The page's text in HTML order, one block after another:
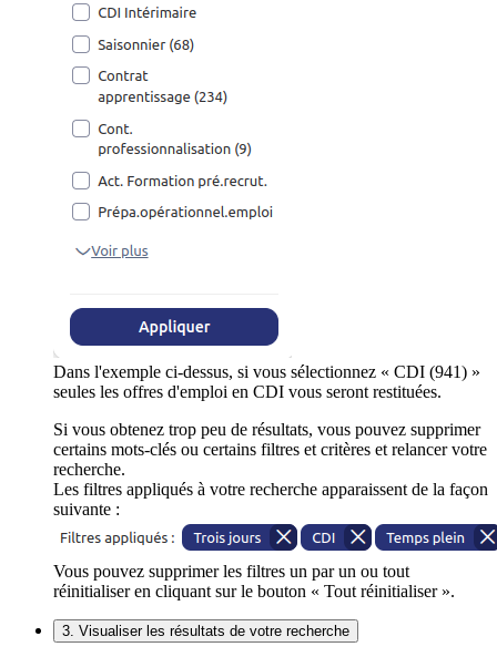
Dans l'exemple ci-dessus, si vous sélectionnez « CDI (941) »
seules les offres d'emploi en CDI vous seront restituées.
Si vous obtenez trop peu de résultats, vous pouvez supprimer
certains mots-clés ou certains filtres et critères et relancer votre
recherche.
Les filtres appliqués à votre recherche apparaissent de la façon
suivante :
Vous pouvez supprimer les filtres un par un ou tout
réinitialiser en cliquant sur le bouton « Tout réinitialiser ».
3. Visualiser les résultats de votre recherche